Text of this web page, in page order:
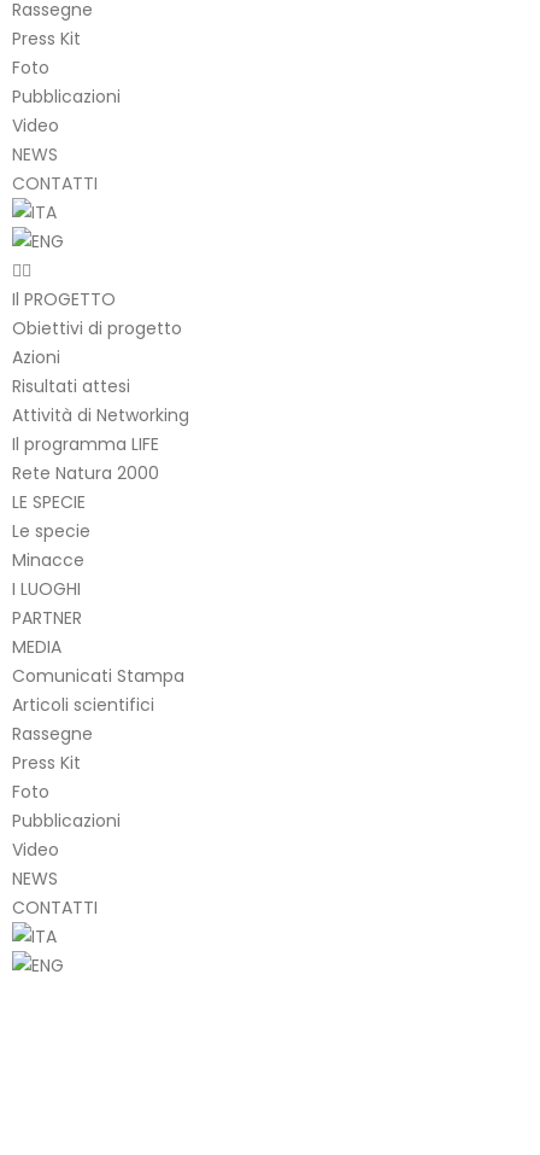
Rassegne
Press Kit
Foto
Pubblicazioni
Video
NEWS
CONTATTI
Il PROGETTO
Obiettivi di progetto
Azioni
Risultati attesi
Attività di Networking
Il programma LIFE
Rete Natura 2000
LE SPECIE
Le specie
Minacce
I LUOGHI
PARTNER
MEDIA
Comunicati Stampa
Articoli scientifici
Rassegne
Press Kit
Foto
Pubblicazioni
Video
NEWS
CONTATTI